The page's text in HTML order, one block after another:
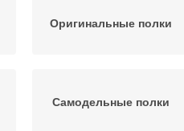
Оригинальные полки
Самодельные полки